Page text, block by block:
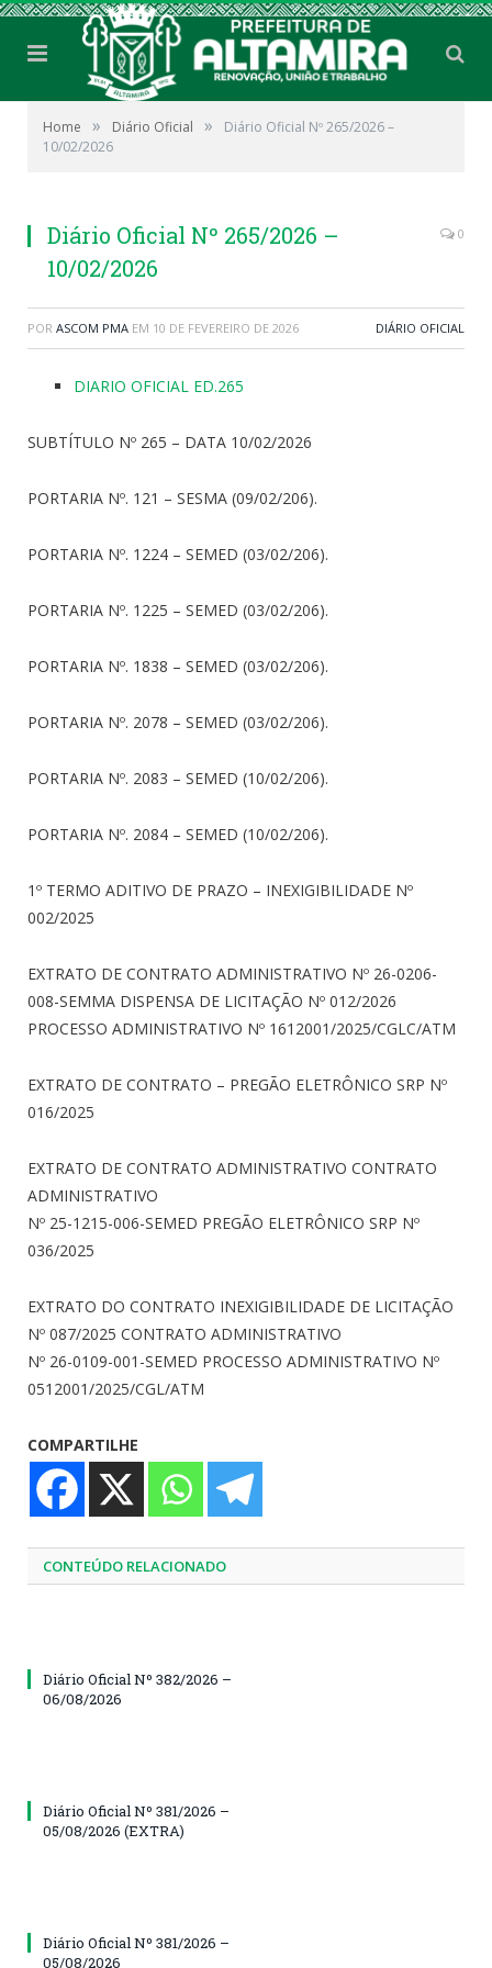
Home » Diário Oficial »
Diário Oficial Nº 265/2026 –
10/02/2026
Diário Oficial Nº 265/2026 –
10/02/2026
0
POR ASCOM PMA EM 10 DE FEVEREIRO DE 2026 DIÁRIO OFICIAL
DIARIO OFICIAL ED.265
SUBTÍTULO Nº 265 – DATA 10/02/2026
PORTARIA Nº. 121 – SESMA (09/02/206).
PORTARIA Nº. 1224 – SEMED (03/02/206).
PORTARIA Nº. 1225 – SEMED (03/02/206).
PORTARIA Nº. 1838 – SEMED (03/02/206).
PORTARIA Nº. 2078 – SEMED (03/02/206).
PORTARIA Nº. 2083 – SEMED (10/02/206).
PORTARIA Nº. 2084 – SEMED (10/02/206).
1º TERMO ADITIVO DE PRAZO – INEXIGIBILIDADE Nº
002/2025
EXTRATO DE CONTRATO ADMINISTRATIVO Nº 26-0206-
008-SEMMA DISPENSA DE LICITAÇÃO Nº 012/2026
PROCESSO ADMINISTRATIVO Nº 1612001/2025/CGLC/ATM
EXTRATO DE CONTRATO – PREGÃO ELETRÔNICO SRP Nº
016/2025
EXTRATO DE CONTRATO ADMINISTRATIVO CONTRATO
ADMINISTRATIVO
Nº 25-1215-006-SEMED PREGÃO ELETRÔNICO SRP Nº
036/2025
EXTRATO DO CONTRATO INEXIGIBILIDADE DE LICITAÇÃO
Nº 087/2025 CONTRATO ADMINISTRATIVO
Nº 26-0109-001-SEMED PROCESSO ADMINISTRATIVO Nº
0512001/2025/CGL/ATM
COMPARTILHE
CONTEÚDO RELACIONADO
Diário Oficial Nº 382/2026 –
06/08/2026
Diário Oficial Nº 381/2026 –
05/08/2026 (EXTRA)
Diário Oficial Nº 381/2026 –
05/08/2026